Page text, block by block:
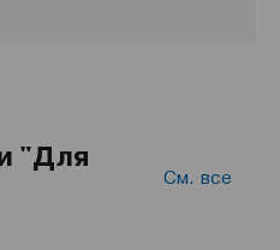
"Для
См. все